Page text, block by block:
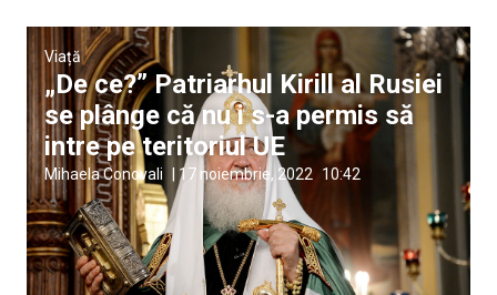
Viață
„De ce?” Patriarhul Kirill al Rusiei
se plânge că nu i s-a permis să
intre pe teritoriul UE
Mihaela Conovali 17 noiembrie, 2022 10:42